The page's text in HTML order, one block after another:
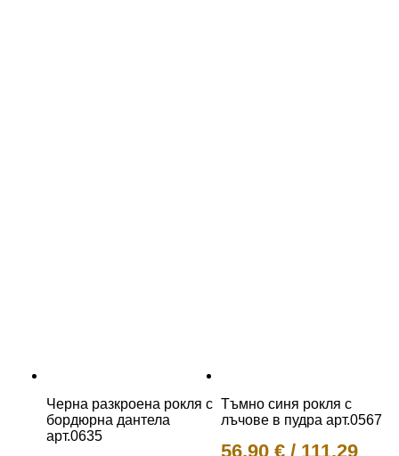
Черна разкроена рокля с
бордюрна дантела
арт.0635
Тъмно синя рокля с
лъчове в пудра арт.0567
56,90 € / 111.29